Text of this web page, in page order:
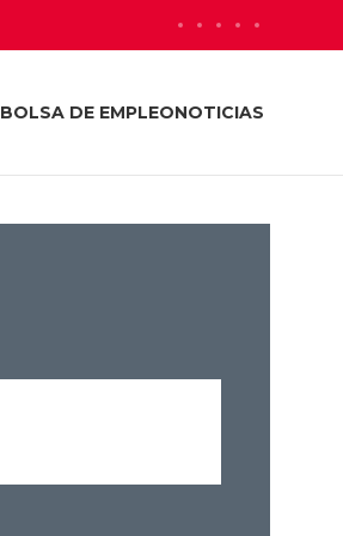
BOLSA DE EMPLEONOTICIAS